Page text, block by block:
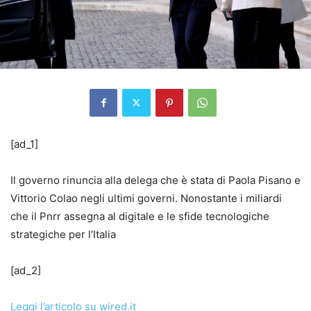
[ad_1]
Il governo rinuncia alla delega che è stata di Paola Pisano e
Vittorio Colao negli ultimi governi. Nonostante i miliardi
che il Pnrr assegna al digitale e le sfide tecnologiche
strategiche per l’Italia
[ad_2]
Leggi l’articolo su wired.it